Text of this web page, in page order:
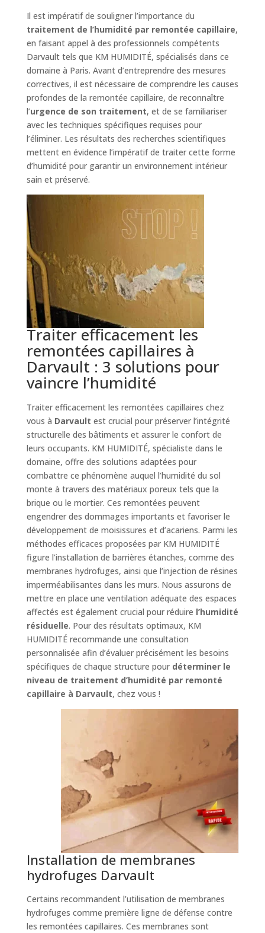
Il est impératif de souligner l’importance du
traitement de l’humidité par remontée capillaire,
en faisant appel à des professionnels compétents
Darvault tels que KM HUMIDITÉ, spécialisés dans ce
domaine à Paris. Avant d’entreprendre des mesures
correctives, il est nécessaire de comprendre les causes
profondes de la remontée capillaire, de reconnaître
l’urgence de son traitement, et de se familiariser
avec les techniques spécifiques requises pour
l’éliminer. Les résultats des recherches scientifiques
mettent en évidence l’impératif de traiter cette forme
d’humidité pour garantir un environnement intérieur
sain et préservé.
Traiter efficacement les
remontées capillaires à
Darvault : 3 solutions pour
vaincre l’humidité
Traiter efficacement les remontées capillaires chez
vous à Darvault est crucial pour préserver l’intégrité
structurelle des bâtiments et assurer le confort de
leurs occupants. KM HUMIDITÉ, spécialiste dans le
domaine, offre des solutions adaptées pour
combattre ce phénomène auquel l’humidité du sol
monte à travers des matériaux poreux tels que la
brique ou le mortier. Ces remontées peuvent
engendrer des dommages importants et favoriser le
développement de moisissures et d’acariens. Parmi les
méthodes efficaces proposées par KM HUMIDITÉ
figure l’installation de barrières étanches, comme des
membranes hydrofuges, ainsi que l’injection de résines
imperméabilisantes dans les murs. Nous assurons de
mettre en place une ventilation adéquate des espaces
affectés est également crucial pour réduire l’humidité
résiduelle. Pour des résultats optimaux, KM
HUMIDITÉ recommande une consultation
personnalisée afin d’évaluer précisément les besoins
spécifiques de chaque structure pour déterminer le
niveau de traitement d’humidité par remonté
capillaire à Darvault, chez vous !
Installation de membranes
hydrofuges Darvault
Certains recommandent l’utilisation de membranes
hydrofuges comme première ligne de défense contre
les remontées capillaires. Ces membranes sont